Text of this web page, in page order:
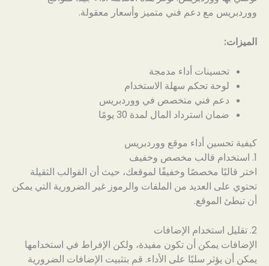
ووردبريس مع دعم فني متميز وأسعار معقولة.
الميزات:
تحسينات أداء مدمجة
لوحة تحكم سهلة الاستخدام
دعم فني متخصص في ووردبريس
ضمان استرداد المال لمدة 30 يومًا
كيفية تحسين أداء موقع ووردبريس
1. استخدام قالب مخصص وخفيف
اختر قالبًا مخصصًا وخفيفًا لموقعك، حيث أن القوالب الثقيلة
تحتوي على العديد من الملفات والرموز غير الضرورية التي يمكن
أن تبطئ الموقع.
2. تقليل استخدام الإضافات
الإضافات يمكن أن تكون مفيدة، ولكن الإفراط في استخدامها
يمكن أن يؤثر سلبًا على الأداء. قم بتثبيت الإضافات الضرورية